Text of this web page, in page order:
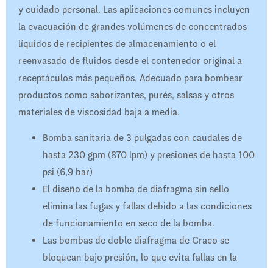
y cuidado personal. Las aplicaciones comunes incluyen
la evacuación de grandes volúmenes de concentrados
líquidos de recipientes de almacenamiento o el
reenvasado de fluidos desde el contenedor original a
receptáculos más pequeños. Adecuado para bombear
productos como saborizantes, purés, salsas y otros
materiales de viscosidad baja a media.
Bomba sanitaria de 3 pulgadas con caudales de
hasta 230 gpm (870 lpm) y presiones de hasta 100
psi (6,9 bar)
El diseño de la bomba de diafragma sin sello
elimina las fugas y fallas debido a las condiciones
de funcionamiento en seco de la bomba.
Las bombas de doble diafragma de Graco se
bloquean bajo presión, lo que evita fallas en la